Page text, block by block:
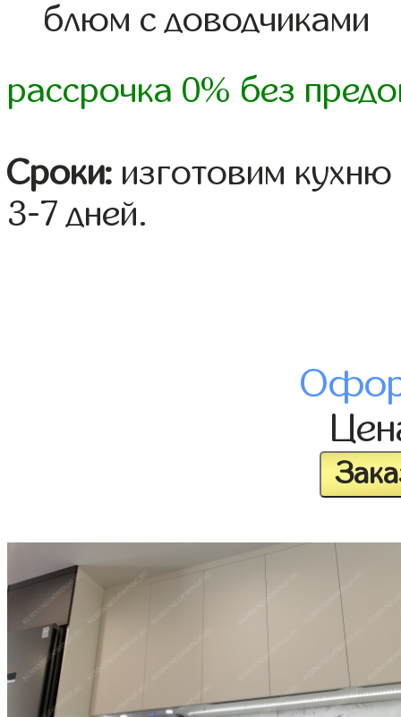
блюм с доводчиками
рассрочка 0% без
Сроки: изготовим
3-7 дней.